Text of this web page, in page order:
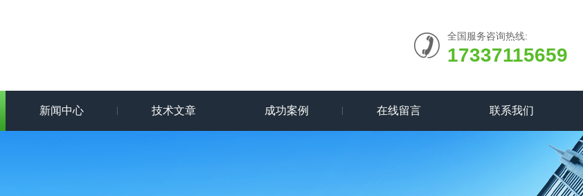
全国服务咨询热线:
17337115659
新闻中心 技术文章 成功案例 在线留言 联系我们